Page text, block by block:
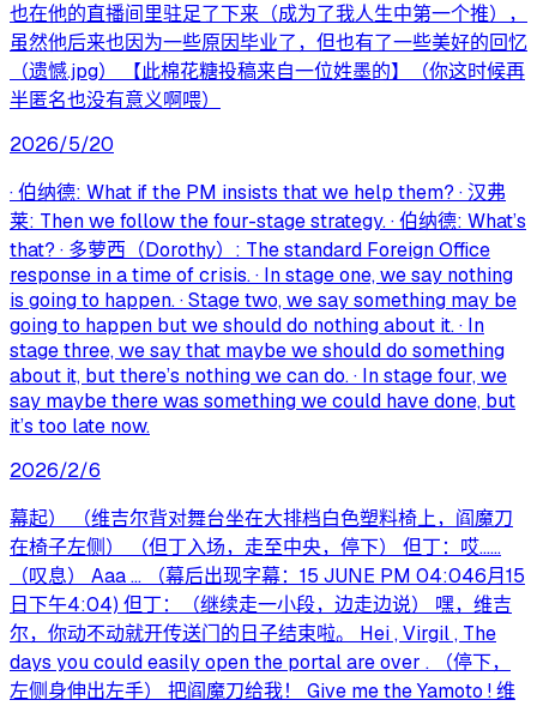
也在他的直播间里驻足了下来（成为了我人生中第一个推），
虽然他后来也因为一些原因毕业了，但也有了一些美好的回忆
（遗憾.jpg） 【此棉花糖投稿来自一位姓墨的】（你这时候再
半匿名也没有意义啊喂）
2026/5/20
· 伯纳德: What if the PM insists that we help them? · 汉弗
莱: Then we follow the four-stage strategy. · 伯纳德: What’s
that? · 多萝西（Dorothy）: The standard Foreign Office
response in a time of crisis. · In stage one, we say nothing
is going to happen. · Stage two, we say something may be
going to happen but we should do nothing about it. · In
stage three, we say that maybe we should do something
about it, but there’s nothing we can do. · In stage four, we
say maybe there was something we could have done, but
it’s too late now.
2026/2/6
幕起） （维吉尔背对舞台坐在大排档白色塑料椅上，阎魔刀
在椅子左侧） （但丁入场，走至中央，停下） 但丁：哎……
（叹息） Aaa ... （幕后出现字幕：15 JUNE PM 04:046月15
日下午4:04) 但丁：（继续走一小段，边走边说） 嘿，维吉
尔，你动不动就开传送门的日子结束啦。 Hei , Virgil , The
days you could easily open the portal are over . （停下，
左侧身伸出左手） 把阎魔刀给我！ Give me the Yamoto ! 维